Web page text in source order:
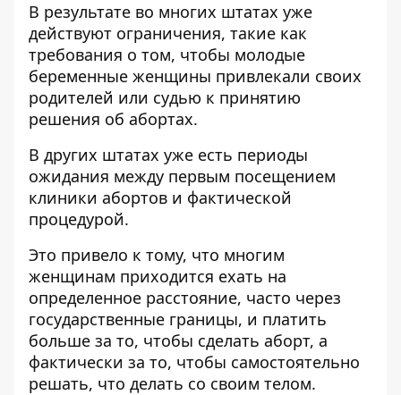
В результате во многих штатах уже
действуют ограничения, такие как
требования о том, чтобы молодые
беременные женщины привлекали своих
родителей или судью к принятию
решения об абортах.
В других штатах уже есть периоды
ожидания между первым посещением
клиники абортов и фактической
процедурой.
Это привело к тому, что многим
женщинам приходится ехать на
определенное расстояние, часто через
государственные границы, и платить
больше за то, чтобы сделать аборт, а
фактически за то, чтобы самостоятельно
решать, что делать со своим телом.